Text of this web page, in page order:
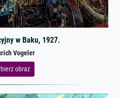
w Baku, 1927.
Vogeler
obraz